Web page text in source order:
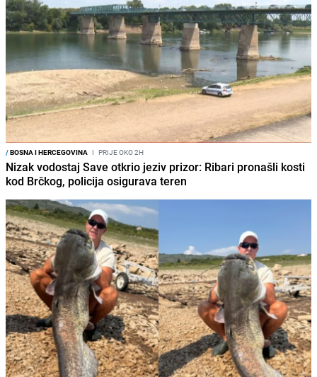
/BOSNA I HERCEGOVINA I PRIJE OKO 2H
Nizak vodostaj Save otkrio jeziv prizor: Ribari pronašli kosti
kod Brčkog, policija osigurava teren